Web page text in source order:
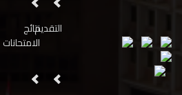
التقديمنتائج
الامتحانات